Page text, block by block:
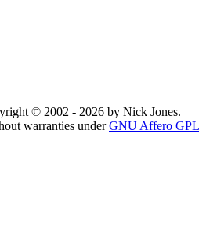
© 2002 - 2026 by Nick Jones.
warranties underGNU Affero GPL